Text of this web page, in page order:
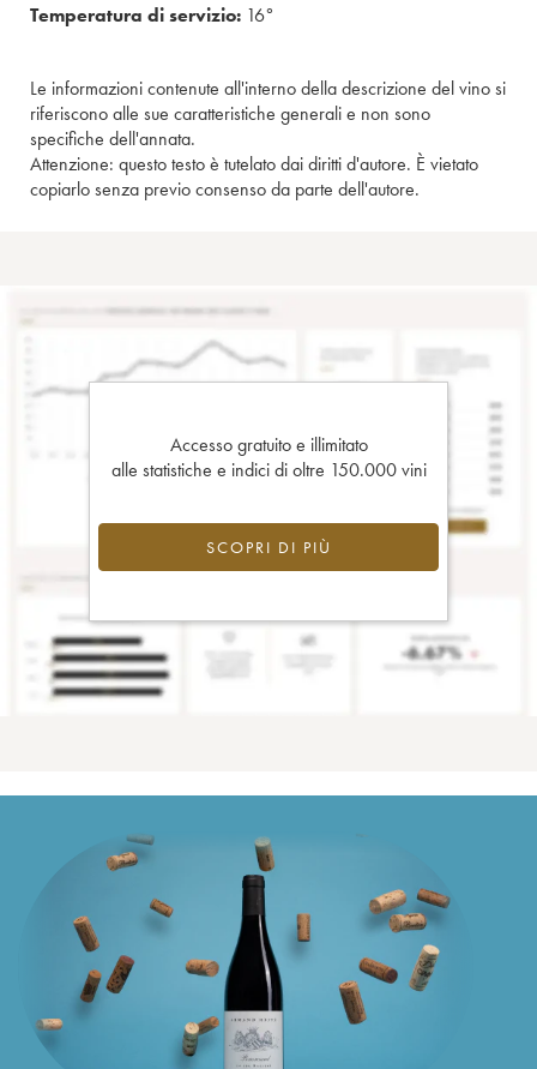
Temperatura di servizio: 16°
Le informazioni contenute all'interno della descrizione del vino si
riferiscono alle sue caratteristiche generali e non sono
specifiche dell'annata.
Attenzione: questo testo è tutelato dai diritti d'autore. È vietato
copiarlo senza previo consenso da parte dell'autore.
Accesso gratuito e illimitato
alle statistiche e indici di oltre 150.000 vini
SCOPRI DI PIÙ